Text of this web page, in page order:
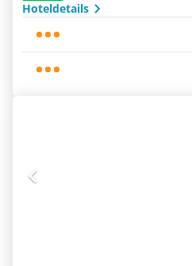
Hoteldetails